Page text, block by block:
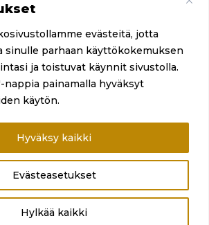
evästeitä, jotta
sinulle parhaan käyttökokemuksen
ja toistuvat käynnit sivustolla.
nappia painamalla hyväksyt
käytön.
Evästeasetukset
Hylkää kaikki
Hyväksy kaikki